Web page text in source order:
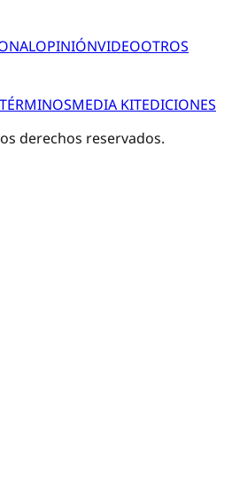
OPINIÓNVIDEOOTROS
TÉRMINOSMEDIA KITEDICIONES
derechos reservados.